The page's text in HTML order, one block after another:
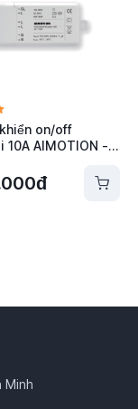
on/off
10A AIMOTION -
Minh